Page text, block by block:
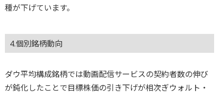
種が下げています。
4.個別銘柄動向
ダウ平均構成銘柄では動画配信サービスの契約者数の伸び
が鈍化したことで目標株価の引き下げが相次ぎウォルト・